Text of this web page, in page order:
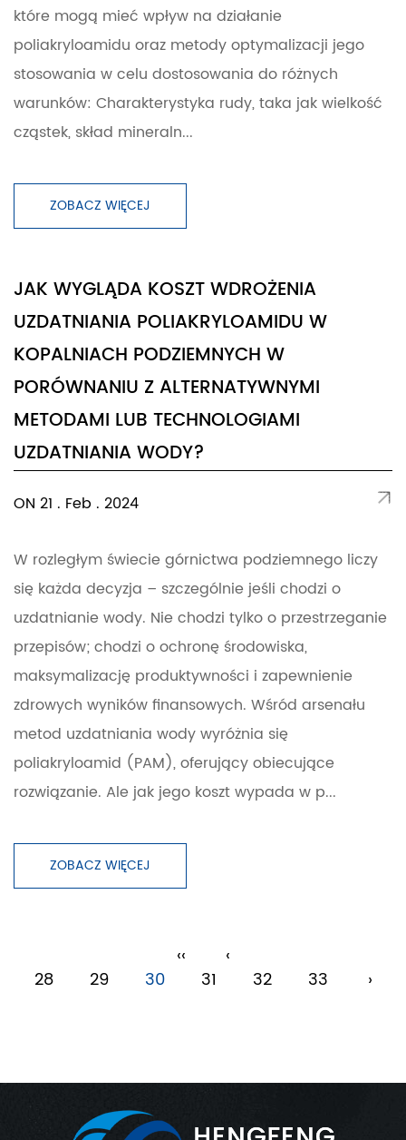
które mogą mieć wpływ na działanie
poliakryloamidu oraz metody optymalizacji jego
stosowania w celu dostosowania do różnych
warunków: Charakterystyka rudy, taka jak wielkość
cząstek, skład mineraln...
ZOBACZ WIĘCEJ
JAK WYGLĄDA KOSZT WDROŻENIA
UZDATNIANIA POLIAKRYLOAMIDU W
KOPALNIACH PODZIEMNYCH W
PORÓWNANIU Z ALTERNATYWNYMI
METODAMI LUB TECHNOLOGIAMI
UZDATNIANIA WODY?
ON 21 . Feb . 2024
W rozległym świecie górnictwa podziemnego liczy
się każda decyzja – szczególnie jeśli chodzi o
uzdatnianie wody. Nie chodzi tylko o przestrzeganie
przepisów; chodzi o ochronę środowiska,
maksymalizację produktywności i zapewnienie
zdrowych wyników finansowych. Wśród arsenału
metod uzdatniania wody wyróżnia się
poliakryloamid (PAM), oferujący obiecujące
rozwiązanie. Ale jak jego koszt wypada w p...
ZOBACZ WIĘCEJ
‹‹
‹
28
29 30 31 32 33 ›